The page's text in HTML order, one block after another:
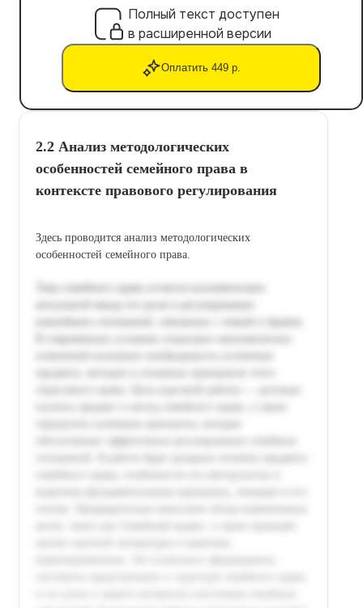
Полный текст доступен
в расширенной версии
Оплатить 449 р.
2.2 Анализ методологических
особенностей семейного права в
контексте правового регулирования
Здесь проводится анализ методологических
особенностей семейного права.